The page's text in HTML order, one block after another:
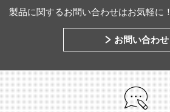
製品に関するお問い合わせはお気軽に！
お問い合わせ